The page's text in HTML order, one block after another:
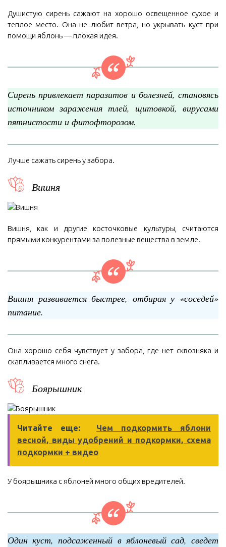
Душистую сирень сажают на хорошо освещенное сухое и
теплое место. Она не любит ветра, но укрывать куст при
помощи яблонь — плохая идея.
Сирень привлекает паразитов и болезней, становясь
источником заражения тлей, щитовкой, вирусами
пятнистости и фитофторозом.
Лучше сажать сирень у забора.
Вишня
Вишня, как и другие косточковые культуры, считаются
прямыми конкурентами за полезные вещества в земле.
Вишня развивается быстрее, отбирая у «соседей»
питание.
Она хорошо себя чувствует у забора, где нет сквозняка и
скапливается много снега.
Боярышник
Читайте еще:
Чем подкормить яблони
весной, виды удобрений и подкормки, схема
подкормки + видео
У боярышника с яблоней много общих вредителей.
Один куст, подсаженный в яблоневый сад, сведет